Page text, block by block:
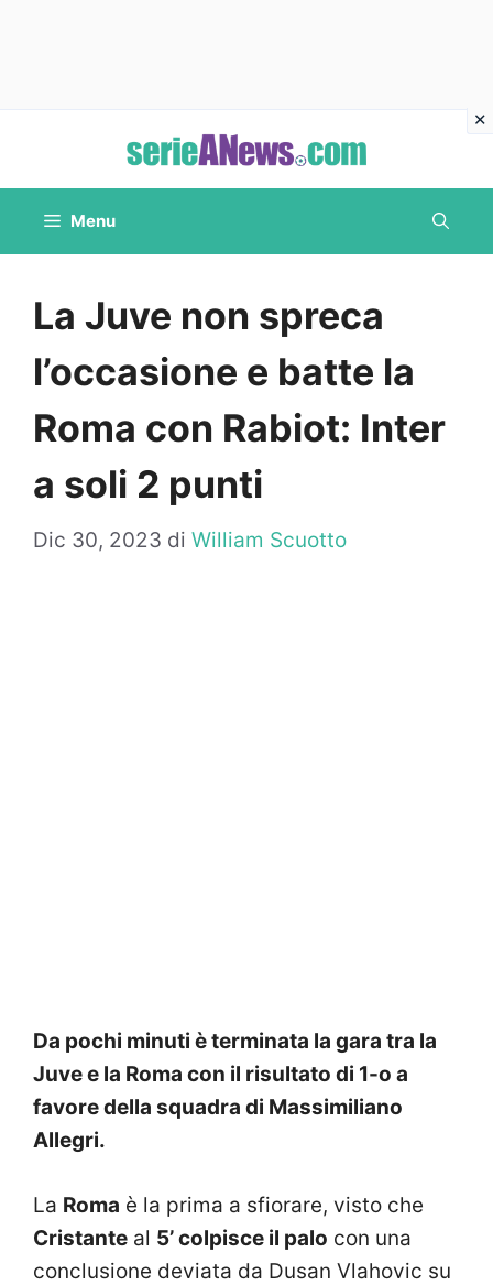
contenuto
Menu
La Juve non spreca
l’occasione e batte la
Roma con Rabiot: Inter
a soli 2 punti
Dic 30, 2023 di William Scuotto
Da pochi minuti è terminata la gara tra la
Juve e la Roma con il risultato di 1-o a
favore della squadra di Massimiliano
Allegri.
La Roma è la prima a sfiorare, visto che
Cristante al 5’ colpisce il palo con una
conclusione deviata da Dusan Vlahovic su